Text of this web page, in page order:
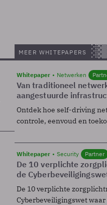
MEER WHITEPAPERS
Whitepaper Netwerken
Van traditioneel
aangestuurde
Ontdek hoe self-driving
controle, eenvoud en
Whitepaper Security Partner
De 10 verplichte
de
De 10 verplichte
Cyberbeveiligingswet